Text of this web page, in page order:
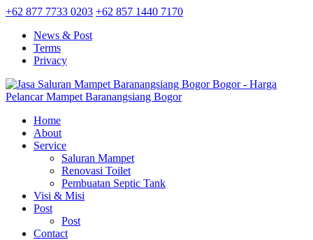
+62 877 7733 0203 +62 857 1440 7170
News & Post
Terms
Privacy
Home
About
Service
Saluran Mampet
Renovasi Toilet
Pembuatan Septic Tank
Visi & Misi
Post
Post
Contact